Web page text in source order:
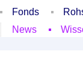
Fonds
News